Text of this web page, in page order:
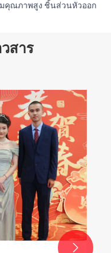
คุณภาพสูง ชิ้นส่วนหัวออก
สาร
